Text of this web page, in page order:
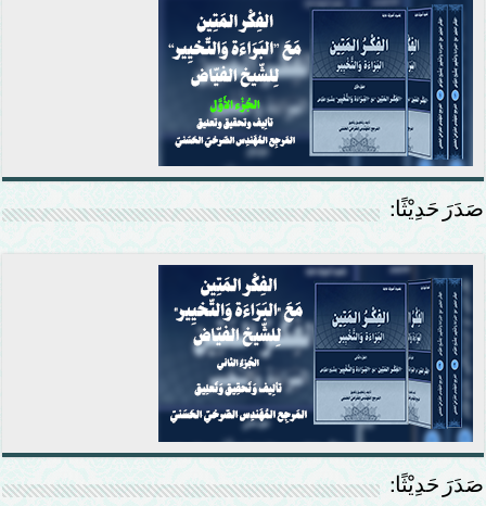
صَدَرَ حَدِيْثًا:
صَدَرَ حَدِيْثًا: